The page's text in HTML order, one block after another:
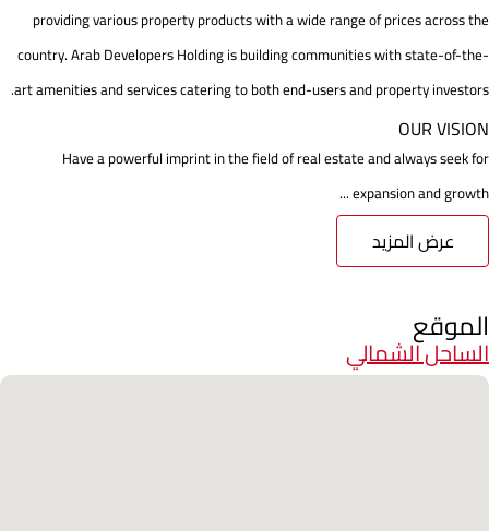
providing various property products with a wide range of prices across the
country. Arab Developers Holding is building communities with state-of-the-
art amenities and services catering to both end-users and property investors.
OUR VISION
Have a powerful imprint in the field of real estate and always seek for
expansion and growth ...
عرض المزيد
الموقع
الساحل الشمالي